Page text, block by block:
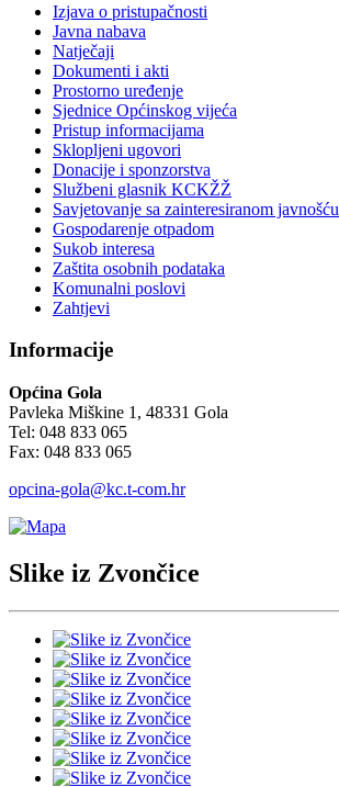
Izjava o pristupačnosti
Javna nabava
Natječaji
Dokumenti i akti
Prostorno uređenje
Sjednice Općinskog vijeća
Pristup informacijama
Sklopljeni ugovori
Donacije i sponzorstva
Službeni glasnik KCKŽŽ
Savjetovanje sa zainteresiranom javnošću
Gospodarenje otpadom
Sukob interesa
Zaštita osobnih podataka
Komunalni poslovi
Zahtjevi
Informacije
Općina Gola
Pavleka Miškine 1, 48331 Gola
Tel: 048 833 065
Fax: 048 833 065
opcina-gola@kc.t-com.hr
Slike iz Zvončice